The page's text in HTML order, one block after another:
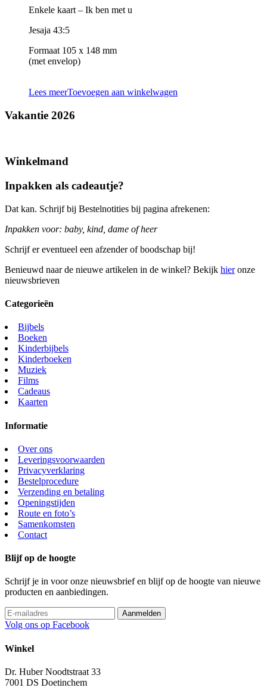
Enkele kaart – Ik ben met u
Jesaja 43:5
Formaat 105 x 148 mm
(met envelop)
Lees meerToevoegen aan winkelwagen
Vakantie 2026
Winkelmand
Inpakken als cadeautje?
Dat kan. Schrijf bij Bestelnotities bij pagina afrekenen:
Inpakken voor: baby, kind, dame of heer
Schrijf er eventueel een afzender of boodschap bij!
Benieuwd naar de nieuwe artikelen in de winkel? Bekijk hieronze
nieuwsbrieven
Categorieën
Bijbels
Boeken
Kinderbijbels
Kinderboeken
Muziek
Films
Cadeaus
Kaarten
Informatie
Over ons
Leveringsvoorwaarden
Privacyverklaring
Bestelprocedure
Verzending en betaling
Openingstijden
Route en foto’s
Samenkomsten
Contact
Blijf op de hoogte
Schrijf je in voor onze nieuwsbrief en blijf op de hoogte van nieuwe
producten en aanbiedingen.
Volg ons op Facebook
Winkel
Dr. Huber Noodtstraat 33
7001 DS Doetinchem